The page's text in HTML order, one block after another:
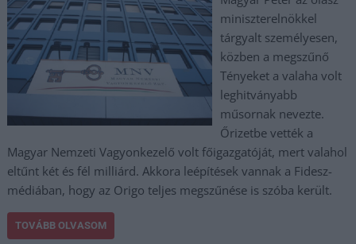
miniszterelnökkel
tárgyalt személyesen,
közben a megszűnő
Tényeket a valaha volt
leghitványabb
műsornak nevezte.
Őrizetbe vették a
Magyar Nemzeti Vagyonkezelő volt főigazgatóját, mert valahol
eltűnt két és fél milliárd. Akkora leépítések vannak a Fidesz-
médiában, hogy az Origo teljes megszűnése is szóba került.
TOVÁBB OLVASOM